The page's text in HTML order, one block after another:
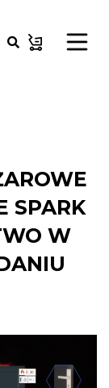
SPARK
W